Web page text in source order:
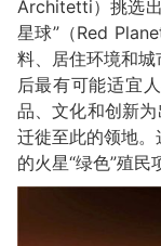
Architetti）挑选
星球”（Red
料、居住环境和
后最有可能适宜
品、文化和创新
迁徙至此的领地
的火星“绿色”殖民